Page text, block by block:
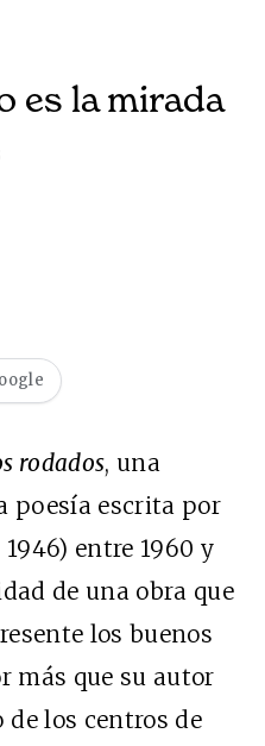
es la mirada
rodados, una
poesía escrita por
entre 1960 y
de una obra que
los buenos
más que su autor
de los centros de